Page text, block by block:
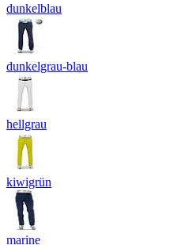
dunkelblau
dunkelgrau-blau
hellgrau
kiwigrün
marine